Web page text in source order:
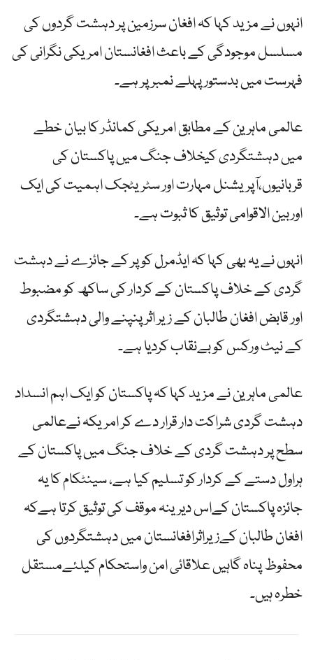
انہوں نے مزید کہا کہ افغان سرزمین پر دہشت گردوں کی
مسلسل موجودگی کے باعث افغانستان امریکی نگرانی کی
فہرست میں بدستور پہلے نمبر پر ہے۔
عالمی ماہرین کے مطابق امریکی کمانڈر کا بیان خطے
میں دہشتگردی کیخلاف جنگ میں پاکستان کی
قربانیوں،آپریشنل مہارت اور سٹریٹجک اہمیت کی ایک
اوربین الاقوامی توثیق کا ثبوت ہے۔
انہوں نے یہ بھی کہا کہ ایڈمرل کوپر کے جائزے نے دہشت
گردی کے خلاف پاکستان کے کردار کی ساکھ کو مضبوط
اور قابض افغان طالبان کے زیر اثر پنپنے والی دہشتگردی
کے نیٹ ورکس کو بےنقاب کردیا ہے۔
عالمی ماہرین نے مزید کہا کہ پاکستان کو ایک اہم انسداد
دہشت گردی شراکت دار قرار دے کر امریکہ نےعالمی
سطح پر دہشت گردی کے خلاف جنگ میں پاکستان کے
ہراول دستے کے کردار کو تسلیم کیا ہے، سینٹکام کا یہ
جائزہ پاکستان کےاس دیرینہ موقف کی توثیق کرتا ہےکہ
افغان طالبان کےزیراثرافغانستان میں دہشتگردوں کی
محفوظ پناہ گاہیں علاقائی امن واستحکام کیلئےمستقل
خطرہ ہیں۔